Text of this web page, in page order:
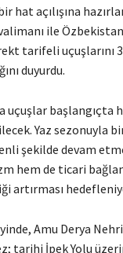
hat açılışına
ile
tarifeli uçuşlarını
duyurdu.
uçuşlar başlangıçta
Yaz sezonuyla
şekilde devam
hem de ticari
artırması
Amu Derya Nehri
tarihi İpek Yolu